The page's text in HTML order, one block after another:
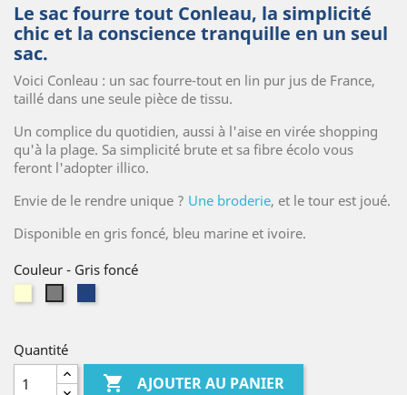
Le sac fourre tout Conleau, la simplicité
chic et la conscience tranquille en un seul
sac.
Voici Conleau : un sac fourre-tout en lin pur jus de France,
taillé dans une seule pièce de tissu.
Un complice du quotidien, aussi à l'aise en virée shopping
qu'à la plage. Sa simplicité brute et sa fibre écolo vous
feront l'adopter illico.
Envie de le rendre unique ? Une broderie, et le tour est joué.
Disponible en gris foncé, bleu marine et ivoire.
Couleur - Gris foncé
Quantité
 AJOUTER AU PANIER